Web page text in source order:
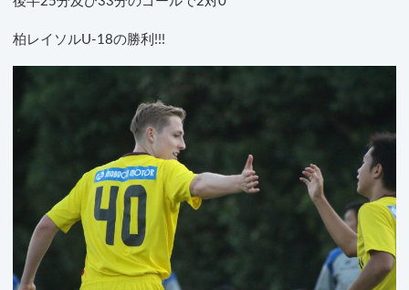
柏レイソルU-18の勝利!!!